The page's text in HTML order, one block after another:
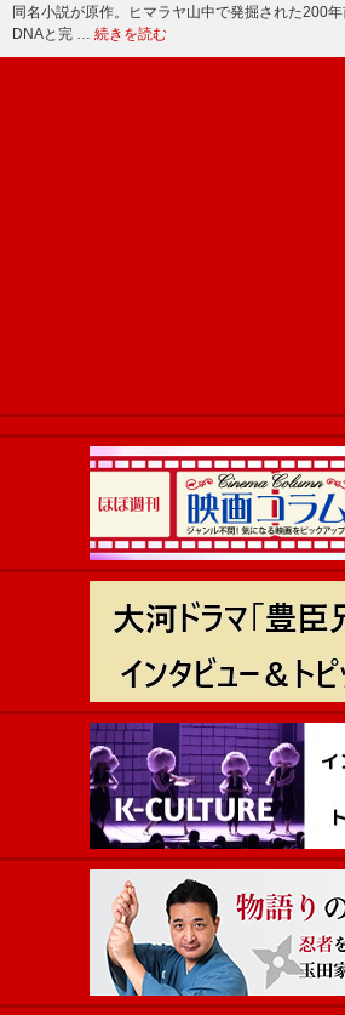
同名小説が原作。ヒマラヤ山中で発掘された200
DNAと完 … 続きを読む